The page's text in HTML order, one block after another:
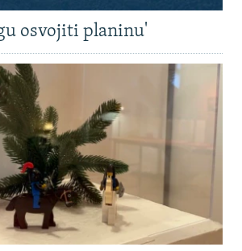
osvojiti planinu'